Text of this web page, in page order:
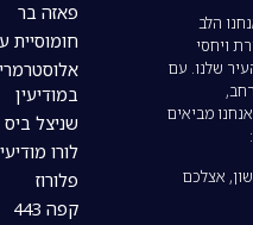
הלב
ויחסי
שלנו. עם
מביאים
אצלכם
פאזה בר
חומוסיית
במודיעין
שניצל ביס
לורו
פלורוז
קפה 443